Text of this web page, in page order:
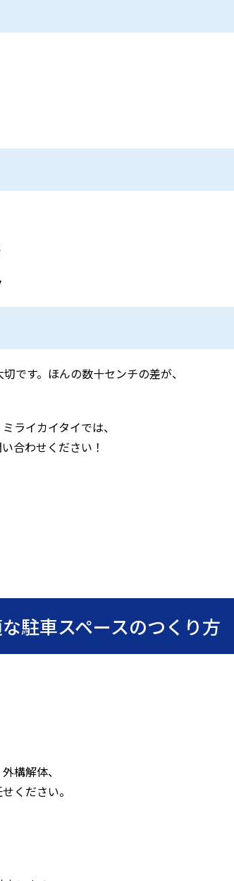
です。ほんの数十センチの差が、
ライカイタイでは、
合わせください！
駐車スペースのつくり方
構解体、
ください。